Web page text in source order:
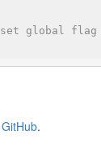
global flag
GitHub.